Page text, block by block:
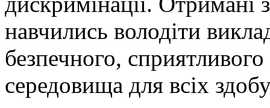
навчились володіти
безпечного,
середовища для всіх